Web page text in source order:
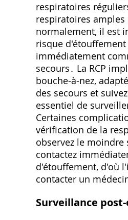
respiratoires
respiratoires
normalement, il est
risque
immédiatement
secours․ La RCP
bouche-à-nez,
des secours et
essentiel de
Certaines
vérification de la
observez le moindre
contactez
d'étouffement, d'où
contacter un
Surveillance